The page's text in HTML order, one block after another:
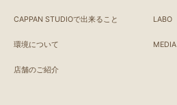
CAPPAN STUDIOで出来ること
環境について
店舗のご紹介
LABO
MEDIA